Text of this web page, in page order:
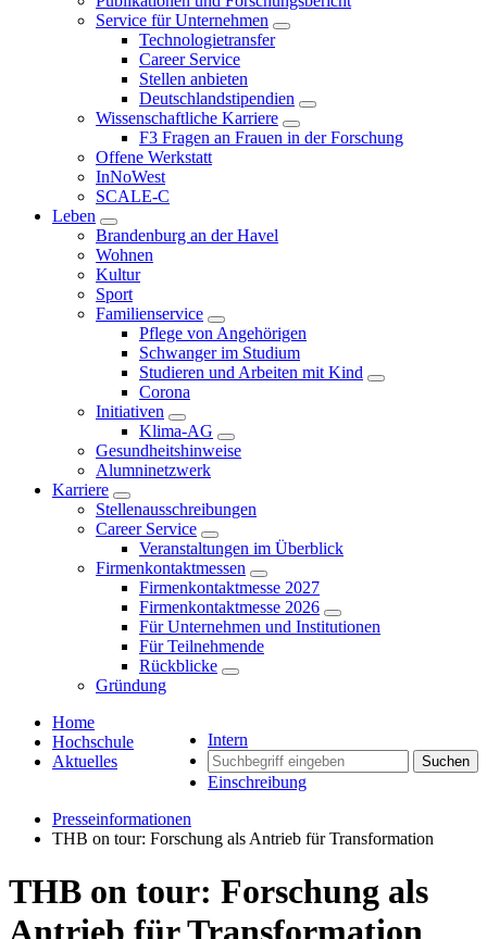
Service für Unternehmen
Technologietransfer
Career Service
Stellen anbieten
Deutschlandstipendien
Wissenschaftliche Karriere
F3 Fragen an Frauen in der Forschung
Offene Werkstatt
InNoWest
SCALE-C
Leben
Brandenburg an der Havel
Wohnen
Kultur
Sport
Familienservice
Pflege von Angehörigen
Schwanger im Studium
Studieren und Arbeiten mit Kind
Corona
Initiativen
Klima-AG
Gesundheitshinweise
Alumninetzwerk
Karriere
Stellenausschreibungen
Career Service
Veranstaltungen im Überblick
Firmenkontaktmessen
Firmenkontaktmesse 2027
Firmenkontaktmesse 2026
Für Unternehmen und Institutionen
Für Teilnehmende
Rückblicke
Gründung
Intern
Suchen
Einschreibung
Home
Hochschule
Aktuelles
Presseinformationen
THB on tour: Forschung als Antrieb für Transformation
THB on tour: Forschung als